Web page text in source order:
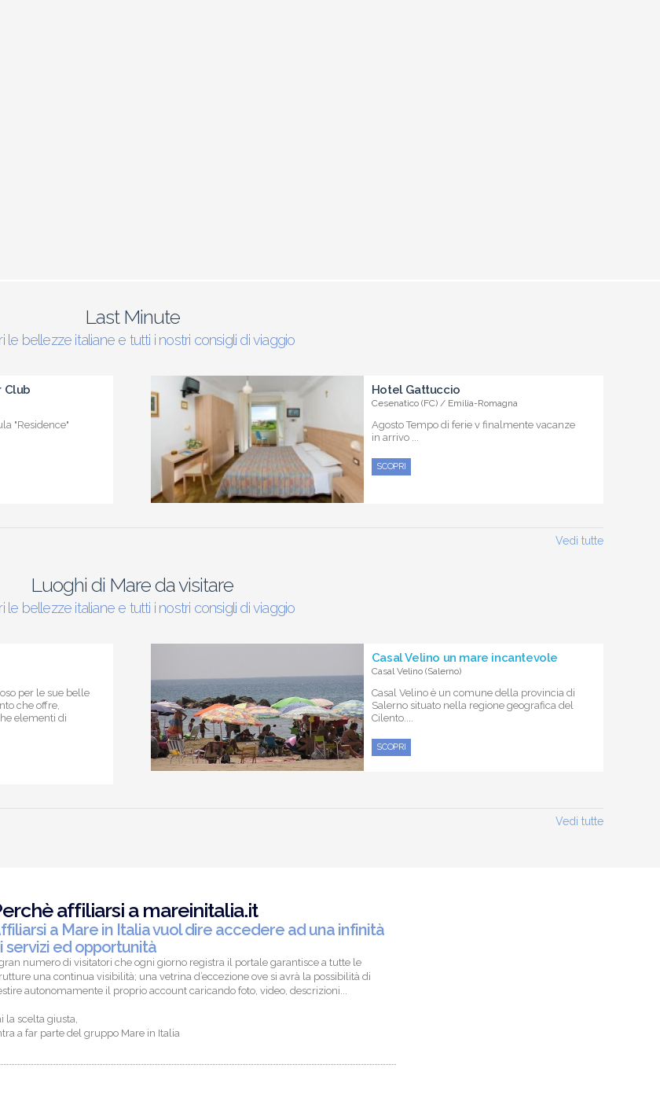
Last Minute
le bellezze italiane e tutti i nostri consigli di viaggio
Club
"Residence"
Hotel Gattuccio
Cesenatico (FC) / Emilia-Romagna
Agosto Tempo di ferie v finalmente vacanze
in arrivo ...
SCOPRI
Vedi tutte
Luoghi di Mare da visitare
le bellezze italiane e tutti i nostri consigli di viaggio
per le sue belle
che offre,
elementi di
Casal Velino un mare incantevole
Casal Velino (Salerno)
Casal Velino è un comune della provincia di
Salerno situato nella regione geografica del
Cilento....
SCOPRI
Vedi tutte
affiliarsi a mareinitalia.it
a Mare in Italia vuol dire accedere ad una infinità
servizi ed opportunità
numero di visitatori che ogni giorno registra il portale garantisce a tutte le
una continua visibilità; una vetrina d’eccezione ove si avrà la possibilità di
autonomamente il proprio account caricando foto, video, descrizioni...
la scelta giusta,
a far parte del gruppo Mare in Italia